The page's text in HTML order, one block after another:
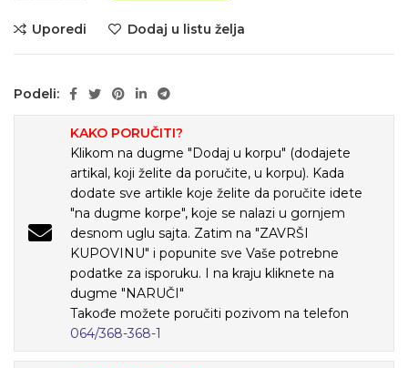
Uporedi Dodaj u listu želja
Podeli:
KAKO PORUČITI?
Klikom na dugme "Dodaj u korpu" (dodajete
artikal, koji želite da poručite, u korpu). Kada
dodate sve artikle koje želite da poručite idete
"na dugme korpe", koje se nalazi u gornjem
desnom uglu sajta. Zatim na "ZAVRŠI
KUPOVINU" i popunite sve Vaše potrebne
podatke za isporuku. I na kraju kliknete na
dugme "NARUČI"
Takođe možete poručiti pozivom na telefon
064/368-368-1